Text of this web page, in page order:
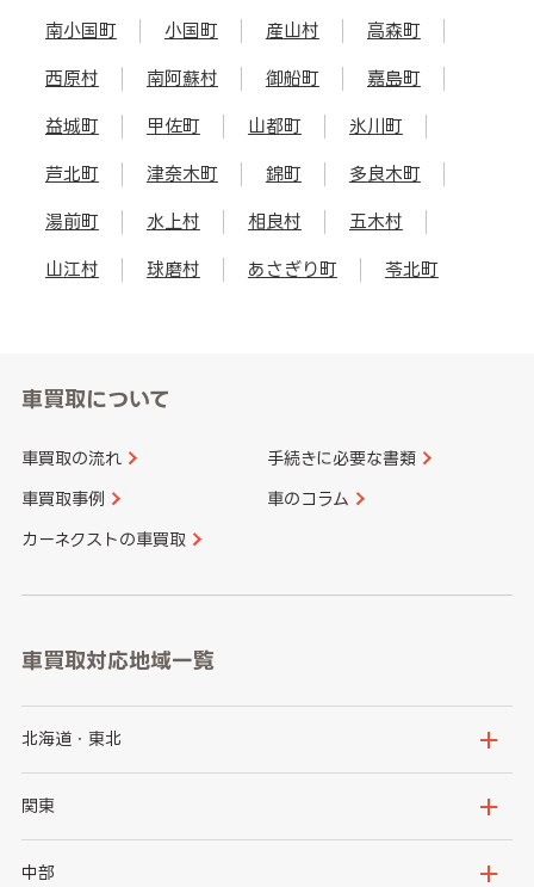
南小国町 小国町 産山村 高森町
西原村 南阿蘇村 御船町 嘉島町
益城町 甲佐町 山都町 氷川町
芦北町 津奈木町 錦町 多良木町
湯前町 水上村 相良村 五木村
山江村 球磨村 あさぎり町 苓北町
車買取について
車買取の流れ 手続きに必要な書類
車買取事例 車のコラム
カーネクストの車買取
車買取対応地域一覧
北海道・東北
北海道
岩手県
関東
茨城県
中部